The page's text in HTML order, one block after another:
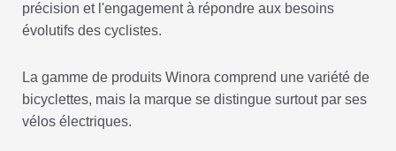
précision et l'engagement à répondre aux besoins
évolutifs des cyclistes.
La gamme de produits Winora comprend une variété de
bicyclettes, mais la marque se distingue surtout par ses
vélos électriques.